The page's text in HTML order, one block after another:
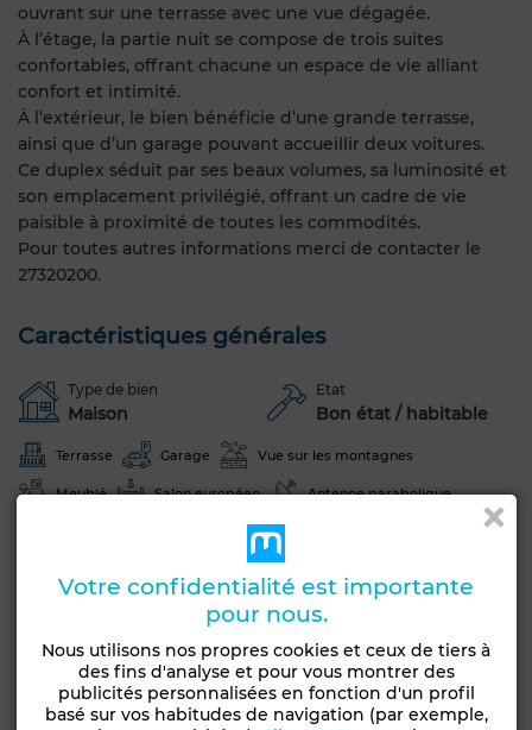
ouvrant sur une terrasse avec une vue dégagée.
À l’étage, la partie nuit se compose de trois suites
confortables, offrant chacune un espace de vie alliant
confort et intimité.
À l’extérieur, le bien bénéficie d’une grande terrasse,
ainsi que d’un garage pouvant accueillir deux voitures.
Ce duplex séduit par ses beaux volumes, sa luminosité et
son emplacement privilégié, offrant un cadre de vie
paisible à proximité de toutes les commodités.
Pour toutes autres informations merci de contacter le
27320200.
Caractéristiques générales
Type de bien
Maison
Etat
Bon état / habitable
Terrasse Garage Vue sur les montagnes
Meublé Salon européen Antenne parabolique
Chauffage central
Four TV
Micro-ondes Internet
Animaux domestiques autorisés
Votre confidentialité est importante
pour nous.
Nous utilisons nos propres cookies et ceux de tiers à
des fins d'analyse et pour vous montrer des
publicités personnalisées en fonction d'un profil
basé sur vos habitudes de navigation (par exemple,